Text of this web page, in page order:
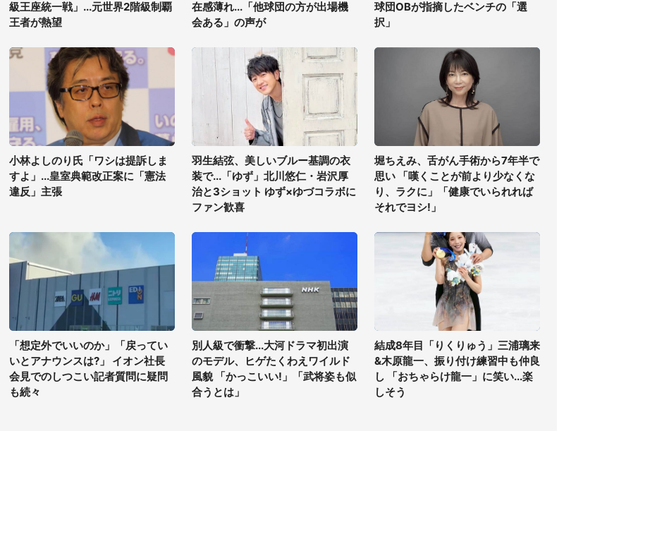
級王座統一戦」...元世界2階級制覇
王者が熱望
在感薄れ...「他球団の方が出場機
会ある」の声が
球団OBが指摘したベンチの「選
択」
小林よしのり氏「ワシは提訴しま
すよ」...皇室典範改正案に「憲法
違反」主張
羽生結弦、美しいブルー基調の衣
装で...「ゆず」北川悠仁・岩沢厚
治と3ショット ゆず×ゆづコラボに
ファン歓喜
堀ちえみ、舌がん手術から7年半で
思い 「嘆くことが前より少なくな
り、ラクに」「健康でいられれば
それでヨシ!」
「想定外でいいのか」「戻ってい
いとアナウンスは?」 イオン社長
会見でのしつこい記者質問に疑問
も続々
別人級で衝撃...大河ドラマ初出演
のモデル、ヒゲたくわえワイルド
風貌 「かっこいい!」「武将姿も似
合うとは」
結成8年目「りくりゅう」三浦璃来
&木原龍一、振り付け練習中も仲良
し 「おちゃらけ龍一」に笑い...楽
しそう